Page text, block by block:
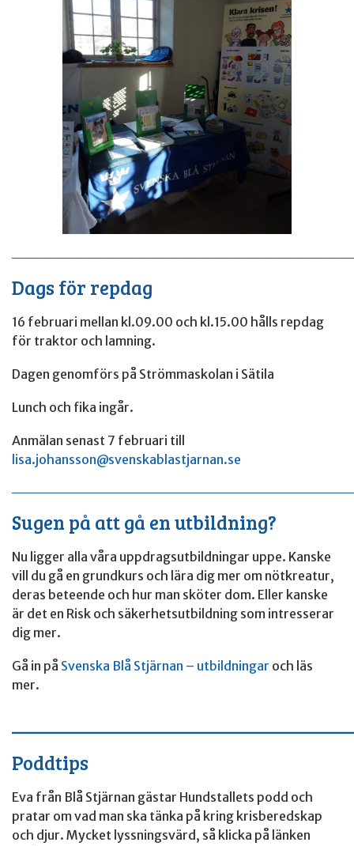
Dags för repdag
16 februari mellan kl.09.00 och kl.15.00 hålls repdag
för traktor och lamning.
Dagen genomförs på Strömmaskolan i Sätila
Lunch och fika ingår.
Anmälan senast 7 februari till
lisa.johansson@svenskablastjarnan.se
Sugen på att gå en utbildning?
Nu ligger alla våra uppdragsutbildningar uppe. Kanske
vill du gå en grundkurs och lära dig mer om nötkreatur,
deras beteende och hur man sköter dom. Eller kanske
är det en Risk och säkerhetsutbildning som intresserar
dig mer.
Gå in på Svenska Blå Stjärnan – utbildningar och läs
mer.
Poddtips
Eva från Blå Stjärnan gästar Hundstallets podd och
pratar om vad man ska tänka på kring krisberedskap
och djur. Mycket lyssningsvärd, så klicka på länken